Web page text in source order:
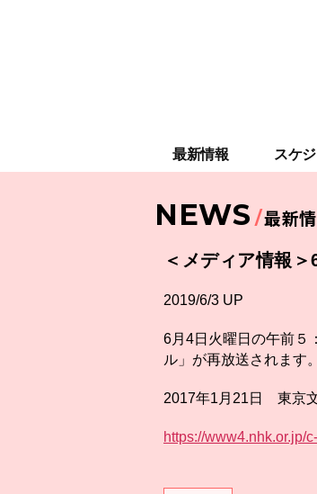
最新情報 スケ
NEWS 最新
＜メディア情報
2019/6/3 UP
6月4日火曜日の午前５
ル」が再放送されます。
2017年1月21日 東京文
https://www4.nhk.or.jp/